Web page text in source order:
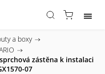
a boxy /
/
zástěna k instalaci
07